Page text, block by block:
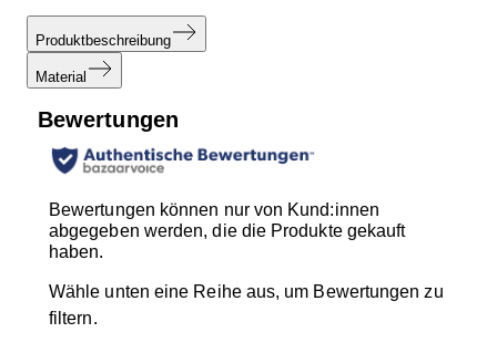
Produktbeschreibung
Material
Bewertungen
Bewertungen können nur von Kund:innen
abgegeben werden, die die Produkte gekauft
haben.
Wähle unten eine Reihe aus, um Bewertungen zu
filtern.